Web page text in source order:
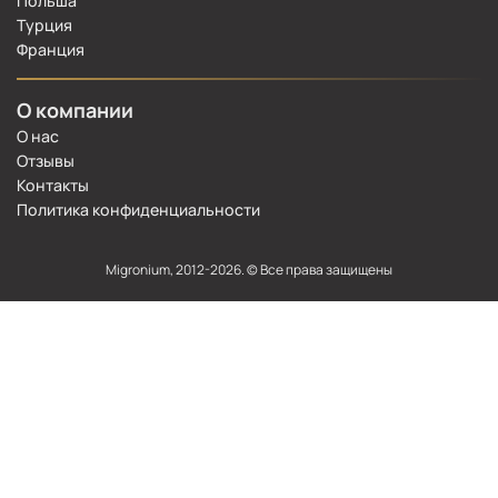
Турция
Франция
О компании
О нас
Отзывы
Контакты
Политика конфиденциальности
Migronium, 2012-2026. © Все права защищены